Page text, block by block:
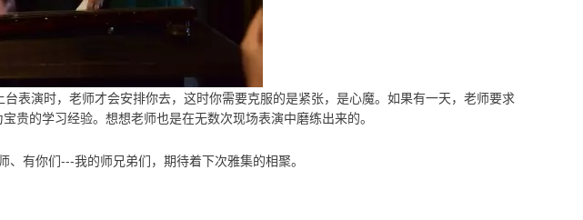
表演时，老师才会安排你去，这时你需要克服的是紧张，是心魔。如果有一天，老师要求
贵的学习经验。想想老师也是在无数次现场表演中磨练出来的。
有你们---我的师兄弟们，期待着下次雅集的相聚。